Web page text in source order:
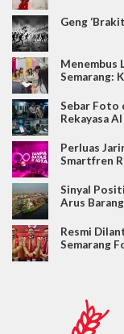
Geng
Menembus
Semarang:
Sebar Foto
Rekayasa
Perluas
Smartfren
Sinyal
Arus
Resmi
Semarang